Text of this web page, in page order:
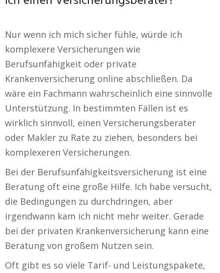
Nur wenn ich mich sicher fühle, würde ich
komplexere Versicherungen wie
Berufsunfähigkeit oder private
Krankenversicherung online abschließen. Da
wäre ein Fachmann wahrscheinlich eine sinnvolle
Unterstützung. In bestimmten Fällen ist es
wirklich sinnvoll, einen Versicherungsberater
oder Makler zu Rate zu ziehen, besonders bei
komplexeren Versicherungen.
Bei der Berufsunfähigkeitsversicherung ist eine
Beratung oft eine große Hilfe. Ich habe versucht,
die Bedingungen zu durchdringen, aber
irgendwann kam ich nicht mehr weiter. Gerade
bei der privaten Krankenversicherung kann eine
Beratung von großem Nutzen sein.
Oft gibt es so viele Tarif- und Leistungspakete,